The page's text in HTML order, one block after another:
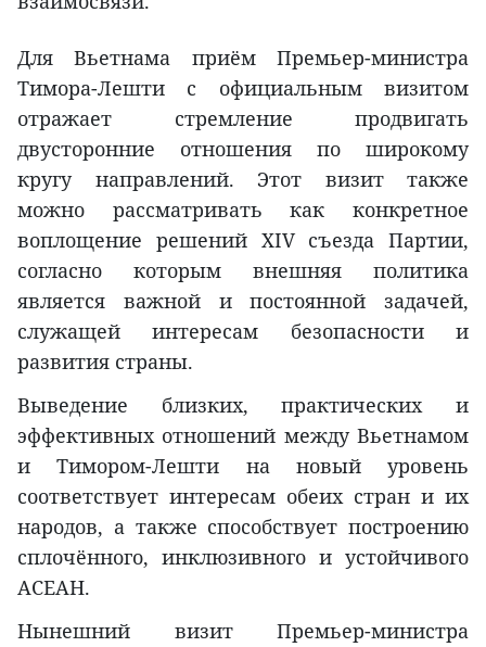
Для Вьетнама приём Премьер-министра
Тимора-Лешти с официальным визитом
отражает стремление продвигать
двусторонние отношения по широкому
кругу направлений. Этот визит также
можно рассматривать как конкретное
воплощение решений XIV съезда Партии,
согласно которым внешняя политика
является важной и постоянной задачей,
служащей интересам безопасности и
развития страны.
Выведение близких, практических и
эффективных отношений между Вьетнамом
и Тимором-Лешти на новый уровень
соответствует интересам обеих стран и их
народов, а также способствует построению
сплочённого, инклюзивного и устойчивого
АСЕАН.
Нынешний визит Премьер-министра